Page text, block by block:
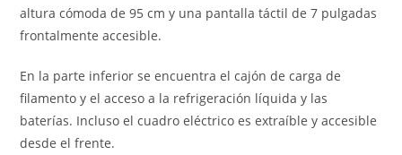
altura cómoda de 95 cm y una pantalla táctil de 7 pulgadas
frontalmente accesible.
En la parte inferior se encuentra el cajón de carga de
filamento y el acceso a la refrigeración líquida y las
baterías. Incluso el cuadro eléctrico es extraíble y accesible
desde el frente.